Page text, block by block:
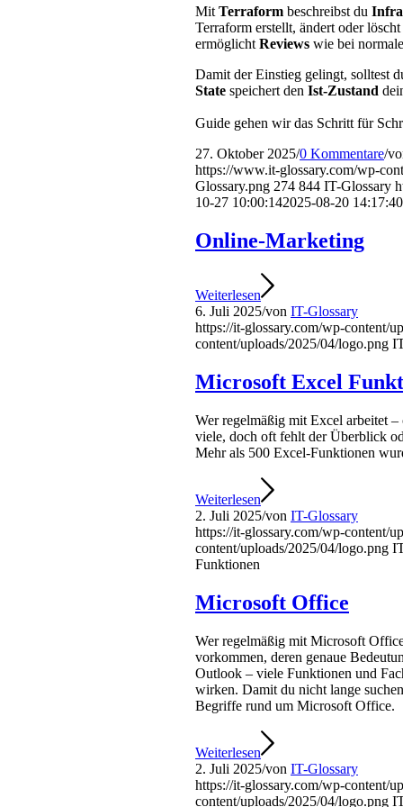
Mit Terraform beschreibst du
Terraform erstellt, ändert oder
ermöglicht Reviews wie bei
Damit der Einstieg gelingt, solltest
State speichert den Ist-Zustand
Guide gehen wir das Schritt für
27. Oktober 2025/0 Kommentare/
https://www.it-glossary.com/wp-
Glossary.png 274 844 IT-Glossary
10-27 10:00:142025-08-20 14:17:40
Online-Marketing
Weiterlesen
6. Juli 2025/von IT-Glossary
https://it-glossary.com/wp-content/
content/uploads/2025/04/logo.png
Microsoft Excel
Wer regelmäßig mit Excel arbeitet
viele, doch oft fehlt der Überblick
Mehr als 500 Excel-Funktionen
Weiterlesen
2. Juli 2025/von IT-Glossary
https://it-glossary.com/wp-content/
content/uploads/2025/04/logo.png
Funktionen
Microsoft Office
Wer regelmäßig mit Microsoft
vorkommen, deren genaue
Outlook – viele Funktionen und
wirken. Damit du nicht lange
Begriffe rund um Microsoft Office.
Weiterlesen
2. Juli 2025/von IT-Glossary
https://it-glossary.com/wp-content/
content/uploads/2025/04/logo.png